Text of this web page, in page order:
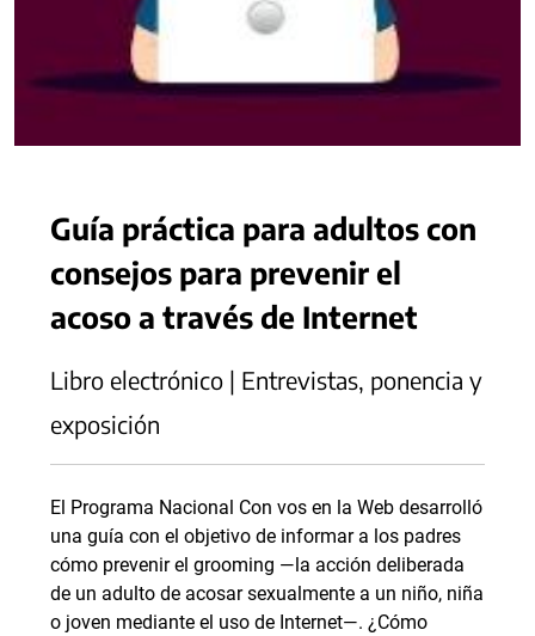
Guía práctica para adultos con
consejos para prevenir el
acoso a través de Internet
Libro electrónico | Entrevistas, ponencia y
exposición
El Programa Nacional Con vos en la Web desarrolló
una guía con el objetivo de informar a los padres
cómo prevenir el grooming —la acción deliberada
de un adulto de acosar sexualmente a un niño, niña
o joven mediante el uso de Internet—. ¿Cómo